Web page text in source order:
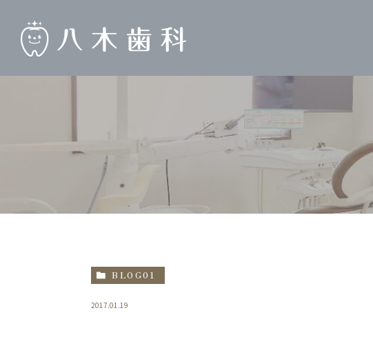
BLOG01
2017.01.19